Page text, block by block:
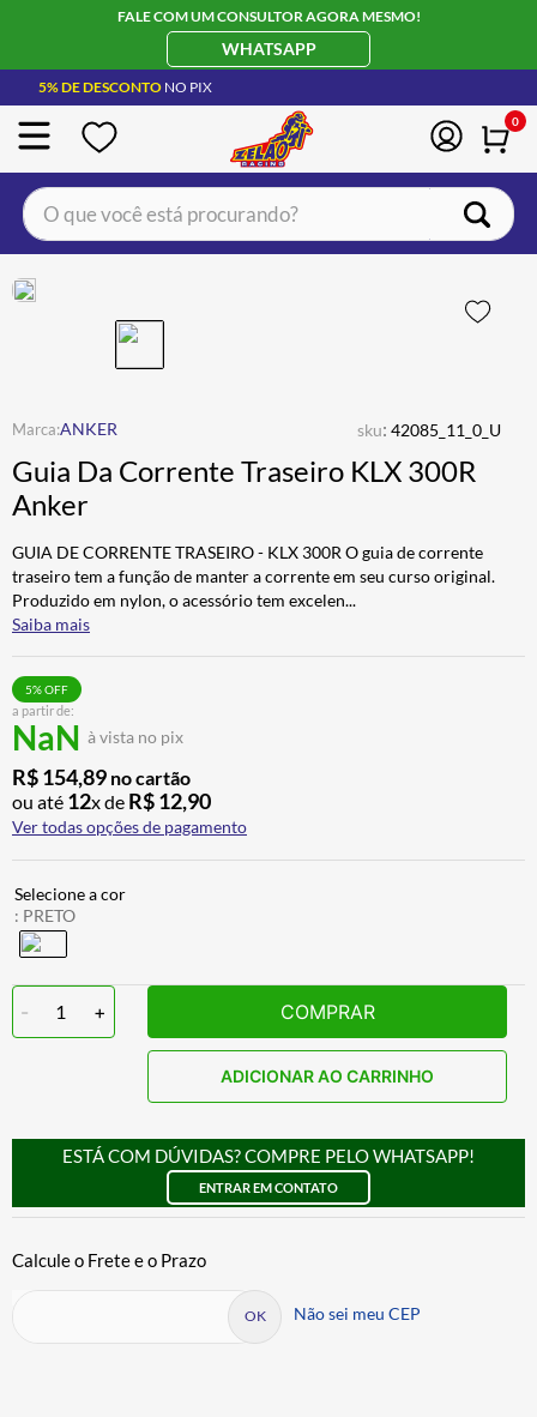
FALE COM UM CONSULTOR AGORA MESMO!
WHATSAPP
5% DE DESCONTO NO PIX
0
O que você está procurando?
ANKER sku: 42085_11_0_U
Guia Da Corrente Traseiro KLX 300R
Anker
GUIA DE CORRENTE TRASEIRO - KLX 300R O guia de corrente
traseiro tem a função de manter a corrente em seu curso original.
Produzido em nylon, o acessório tem excelen...
Saiba mais
a partir de:
NaN à vista no pix
5% OFF
R$154,89 no cartão
ou até 12x de R$12,90
Ver todas opções de pagamento
: PRETO
- 1 + COMPRAR
ADICIONAR AO CARRINHO
ESTÁ COM DÚVIDAS? COMPRE PELO WHATSAPP!
ENTRAR EM CONTATO
Não sei meu CEP
BOTA
4º ÓCULOS SOLAR
5º LUVA
6º
7 º ALPINESTAR
8º AIROH
9º CALÇA
10º